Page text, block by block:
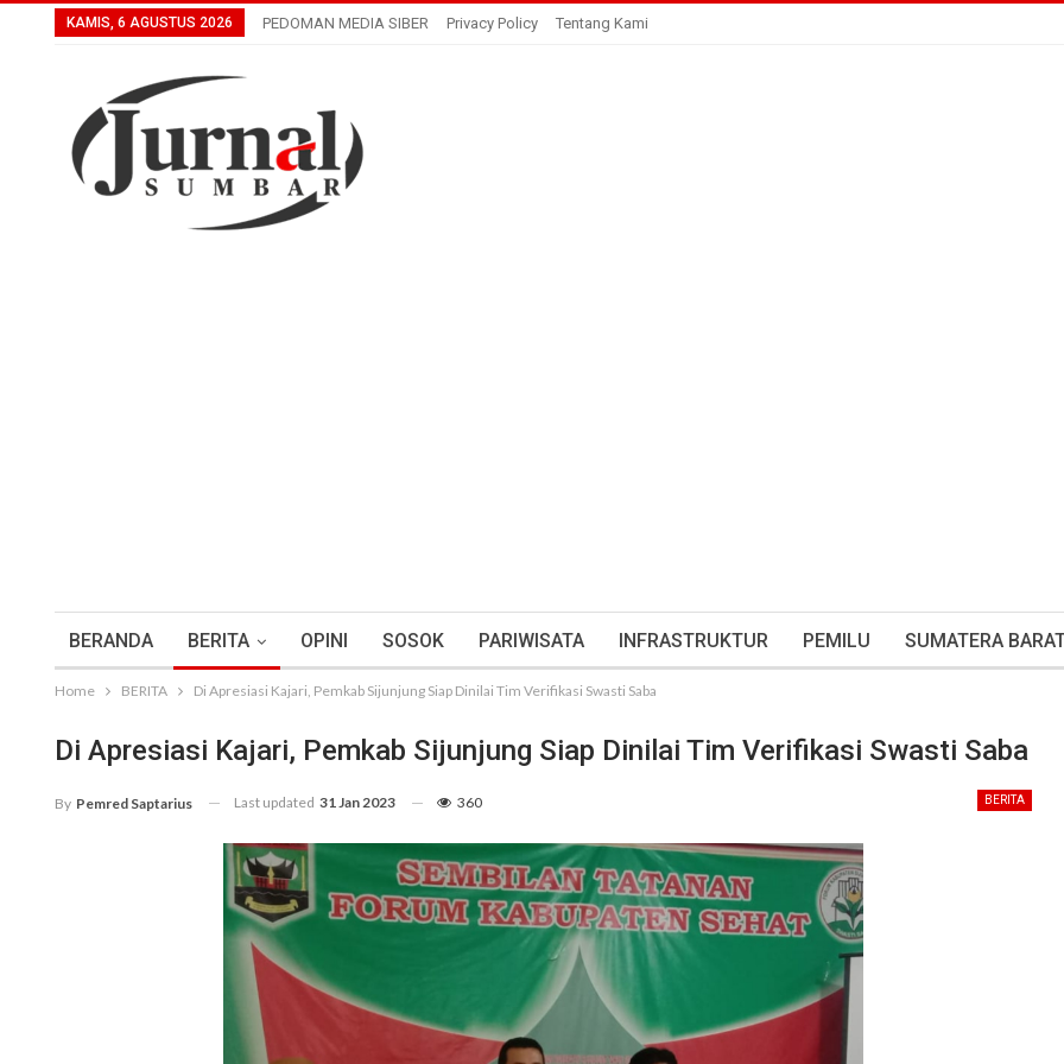
KAMIS, 6 AGUSTUS 2026 PEDOMAN MEDIA SIBER Privacy Policy Tentang Kami
BERANDA BERITA OPINI SOSOK PARIWISATA INFRASTRUKTUR PEMILU SUMATERA
Home BERITA Di Apresiasi Kajari, Pemkab Sijunjung Siap Dinilai Tim Verifikasi Swasti Saba
Di Apresiasi Kajari, Pemkab Sijunjung Siap Dinilai Tim Verifikasi Swasti Saba
BERITA
By Pemred Saptarius Last updated 31 Jan 2023 360